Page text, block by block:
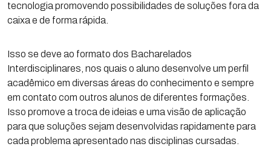
tecnologia promovendo possibilidades de soluções fora da
caixa e de forma rápida.
Isso se deve ao formato dos Bacharelados
Interdisciplinares, nos quais o aluno desenvolve um perfil
acadêmico em diversas áreas do conhecimento e sempre
em contato com outros alunos de diferentes formações.
Isso promove a troca de ideias e uma visão de aplicação
para que soluções sejam desenvolvidas rapidamente para
cada problema apresentado nas disciplinas cursadas.